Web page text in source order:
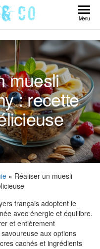
Teppaz
& Co
Menu
muesli
: recette
» Réaliser un muesli
français adoptent le
avec énergie et équilibre.
et entièrement
aux options
cachés et ingrédients